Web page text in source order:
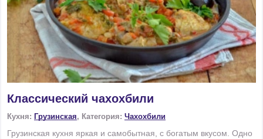
Классический чахохбили
Кухня: Грузинская, Категория: Чахохбили
Грузинская кухня яркая и самобытная, с богатым вкусом. Одно